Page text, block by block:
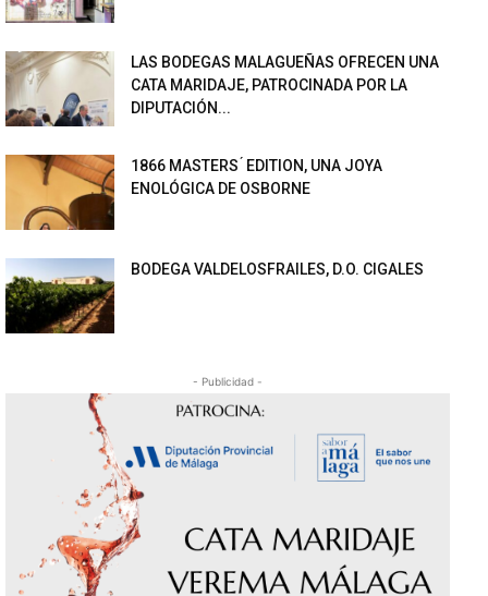
LAS BODEGAS MALAGUEÑAS OFRECEN UNA
CATA MARIDAJE, PATROCINADA POR LA
DIPUTACIÓN...
1866 MASTERS ́ EDITION, UNA JOYA
ENOLÓGICA DE OSBORNE
BODEGA VALDELOSFRAILES, D.O. CIGALES
- Publicidad -